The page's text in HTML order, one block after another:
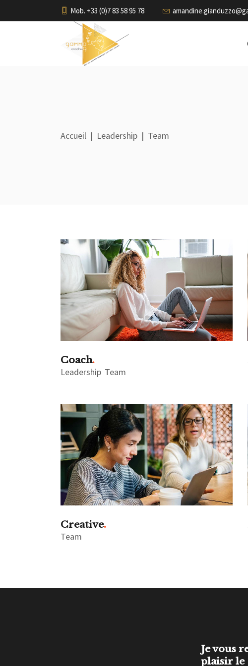
Mob. +33 (0)7 83 58 95 78
Accueil | Leadership | Team
Coach
Leadership Team
Creative
Team
Je vous
plaisir le